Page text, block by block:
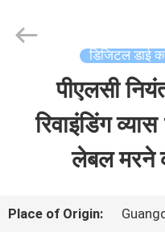
वीडियो
Machinery
Reserved.
डिजिटल डाई
पीएलसी
रिवाइंडिंग
लेबल मरने
Place of Origin: